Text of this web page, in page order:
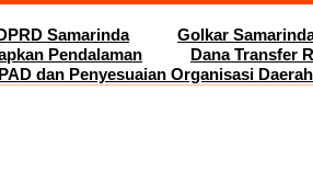
Samarinda
Golkar
Pendalaman
Dana Transfer
dan Penyesuaian Organisasi Daerah